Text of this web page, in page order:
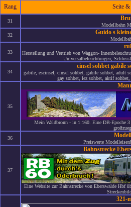
Rang Seite
31
Modellbahn
32
Guido s
33
Herstellung und Vertrieb von Waggon-
Universalbeleuchtungen,
34
cinsel sohbet gabile
gabile, escinsel, cinsel sohbet, gabile sohbet, adult
gay sohbet, lez sohbet, aktif
35
Mein Waldbronn - in 1:160. Eine DB-Epoche
36
Preiswerte
37
Bahnstrecke
Eine Website zur Bahnstrecke von Eberswalde Hbf
321-